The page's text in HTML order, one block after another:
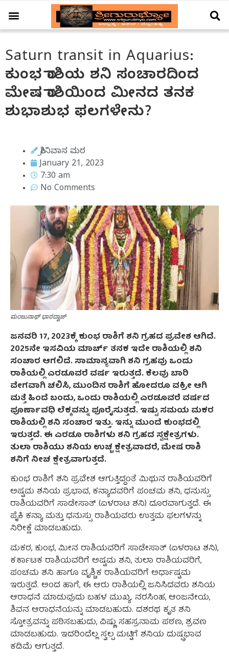
Saturn transit in Aquarius:
ಕುಂಭ ರಾಶಿಯ ಶನಿ ಸಂಚಾರದಿಂದ
ಮೇಷ ರಾಶಿಯಿಂದ ಮೀನದ ತನಕ
ಶುಭಾಶುಭ ಫಲಗಳೇನು?
ಶ್ರೀನಿವಾಸ ಮಠ
January 21, 2023
7:30 am
No Comments
ಮಂಜುನಾಥ್ ಭಾರದ್ವಾಜ್
ಜನವರಿ 17, 2023ಕ್ಕೆ ಕುಂಭ ರಾಶಿಗೆ ಶನಿ ಗ್ರಹದ ಪ್ರವೇಶ ಆಗಿದೆ.
2025ನೇ ಇಸವಿಯ ಮಾರ್ಚ್ ತನಕ ಇದೇ ರಾಶಿಯಲ್ಲಿ ಶನಿ
ಸಂಚಾರ ಆಗಲಿದೆ. ಸಾಮಾನ್ಯವಾಗಿ ಶನಿ ಗ್ರಹವು ಒಂದು
ರಾಶಿಯಲ್ಲಿ ಎರಡೂವರೆ ವರ್ಷ ಇರುತ್ತದೆ. ಕೆಲವು ಬಾರಿ
ವೇಗವಾಗಿ ಚಲಿಸಿ, ಮುಂದಿನ ರಾಶಿಗೆ ಹೋದರೂ ವಕ್ರೀ ಆಗಿ
ಮತ್ತೆ ಹಿಂದೆ ಬಂದು, ಒಂದು ರಾಶಿಯಲ್ಲಿ ಎರಡೂವರೆ ವರ್ಷದ
ಪೂರ್ಣಾವಧಿ ಲೆಕ್ಕವನ್ನು ಪೂರೈಸುತ್ತದೆ. ಇಷ್ಟು ಸಮಯ ಮಕರ
ರಾಶಿಯಲ್ಲಿ ಶನಿ ಸಂಚಾರ ಇತ್ತು. ಇನ್ನು ಮುಂದೆ ಕುಂಭದಲ್ಲಿ
ಇರುತ್ತದೆ. ಈ ಎರಡೂ ರಾಶಿಗಳು ಶನಿ ಗ್ರಹದ ಸ್ವಕ್ಷೇತ್ರಗಳು.
ತುಲಾ ರಾಶಿಯು ಶನಿಯ ಉಚ್ಚ ಕ್ಷೇತ್ರವಾದರೆ, ಮೇಷ ರಾಶಿ
ಶನಿಗೆ ನೀಚ ಕ್ಷೇತ್ರವಾಗುತ್ತದೆ.
ಕುಂಭ ರಾಶಿಗೆ ಶನಿ ಪ್ರವೇಶ ಆಗುತ್ತಿದ್ದಂತೆ ಮಿಥುನ ರಾಶಿಯವರಿಗೆ
ಅಷ್ಟಮ ಶನಿಯ ಪ್ರಭಾವ, ಕನ್ಯಾದವರಿಗೆ ಪಂಚಮ ಶನಿ, ಧನುಸ್ಸು
ರಾಶಿಯವರಿಗೆ ಸಾಡೇಸಾತ್ (ಏಳರಾಟ ಶನಿ) ದೂರವಾಗುತ್ತದೆ. ಈ
ಪೈಕಿ ಕನ್ಯಾ ಮತ್ತು ಧನುಸ್ಸು ರಾಶಿಯವರು ಉತ್ತಮ ಫಲಗಳನ್ನು
ನಿರೀಕ್ಷೆ ಮಾಡಬಹುದು.
ಮಕರ, ಕುಂಭ, ಮೀನ ರಾಶಿಯವರಿಗೆ ಸಾಡೇಸಾತ್ (ಏಳರಾಟ ಶನಿ),
ಕರ್ಕಾಟಕ ರಾಶಿಯವರಿಗೆ ಅಷ್ಟಮ ಶನಿ, ತುಲಾ ರಾಶಿಯವರಿಗೆ,
ಪಂಚಮ ಶನಿ ಹಾಗೂ ವೃಶ್ಚಿಕ ರಾಶಿಯವರಿಗೆ ಅರ್ಧಾಷ್ಟಮ
ಇರುತ್ತದೆ. ಅಂದ ಹಾಗೆ, ಈ ಆರು ರಾಶಿಯಲ್ಲಿ ಜನಿಸಿದವರು ಶನಿಯ
ಆರಾಧನೆ ಮಾಡುವುದು ಬಹಳ ಮುಖ್ಯ. ನರಸಿಂಹ, ಆಂಜನೇಯ,
ಶಿವನ ಆರಾಧನೆಯನ್ನು ಮಾಡಬಹುದು. ದಶರಥ ಕೃತ ಶನಿ
ಸ್ತೋತ್ರವನ್ನು ಪಠಿಸಬಹುದು, ವಿಷ್ಣು ಸಹಸ್ರನಾಮ ಪಠಣ, ಶ್ರವಣ
ಮಾಡಬಹುದು. ಇದರಿಂದೆಲ್ಲ ಸ್ವಲ್ಪ ಮಟ್ಟಿಗೆ ಶನಿಯ ದುಷ್ಪ್ರಭಾವ
ಕಡಿಮೆ ಆಗುತ್ತದೆ.